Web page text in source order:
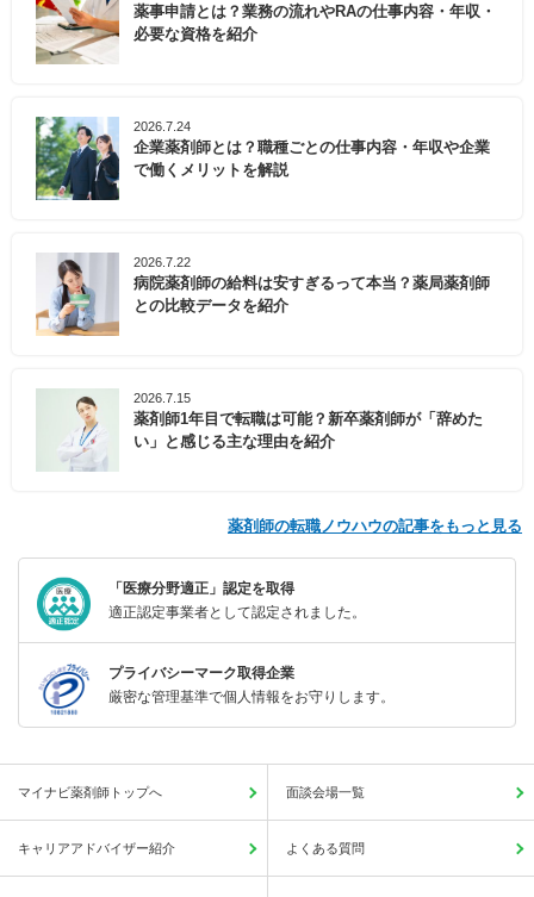
薬事申請とは？業務の流れやRAの仕事内容・年収・
必要な資格を紹介
2026.7.24
企業薬剤師とは？職種ごとの仕事内容・年収や企業
で働くメリットを解説
2026.7.22
病院薬剤師の給料は安すぎるって本当？薬局薬剤師
との比較データを紹介
2026.7.15
薬剤師1年目で転職は可能？新卒薬剤師が「辞めた
い」と感じる主な理由を紹介
薬剤師の転職ノウハウの記事をもっと見る
「医療分野適正」認定を取得
適正認定事業者として認定されました。
プライバシーマーク取得企業
厳密な管理基準で個人情報をお守りします。
マイナビ薬剤師トップへ 面談会場一覧
キャリアアドバイザー紹介 よくある質問